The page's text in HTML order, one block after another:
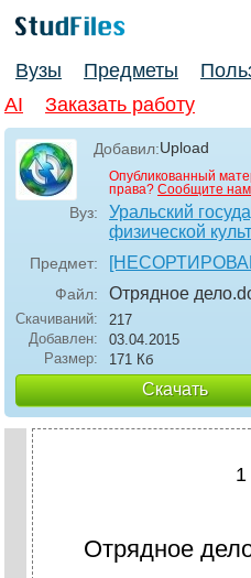
Вузы Предметы
AI
Заказать работу
Добавил:Upload
Опубликованный
права? Сообщите
Вуз:
Уральский
физической
Предмет:
Файл: Отрядное дело
Скачиваний:
217
Добавлен:
03.04.2015
Размер:
171 Кб
Скачать
Отрядное